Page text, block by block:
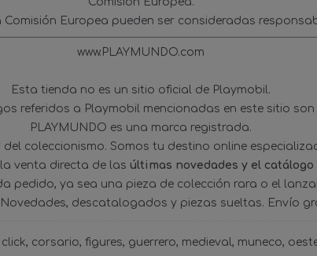
Comisión Europea pueden ser consideradas
www.PLAYMUNDO.com
Esta tienda no es un sitio oficial de Playmobil.
referidos a Playmobil mencionadas en este sitio
PLAYMUNDO es una marca registrada.
coleccionismo. Somos tu destino online
venta directa de las últimas novedades y el
pedido, ya sea una pieza de colección rara o el
descatalogados y piezas sueltas. Envío
click corsario figures guerrero medieval muneco